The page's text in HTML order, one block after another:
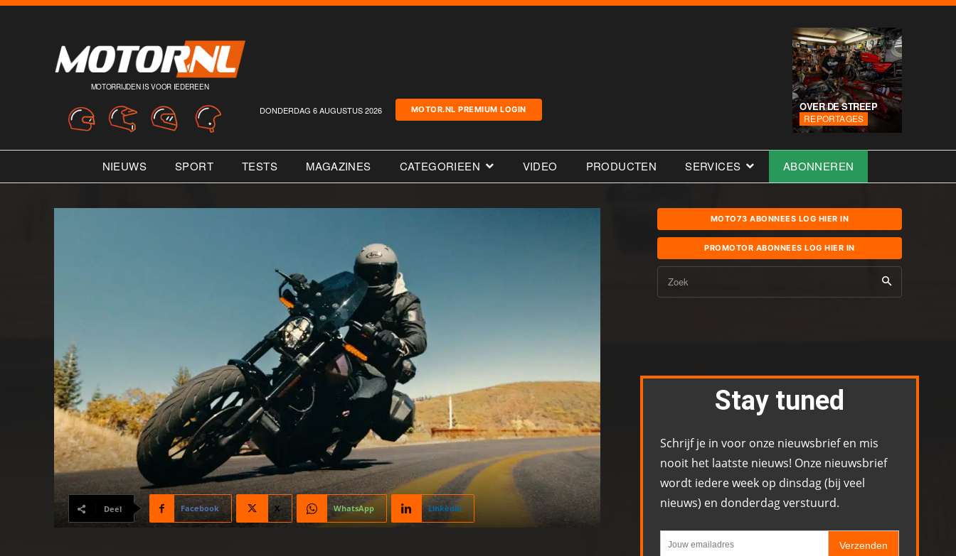
MOTORRIJDEN IS VOOR IEDEREEN
DONDERDAG 6 AUGUSTUS 2026 MOTOR.NL PREMIUM LOGIN OVER DE STREEP
REPORTAGES
NIEUWS SPORT TESTS MAGAZINES CATEGORIEEN VIDEO PRODUCTEN SERVICES ABONNEREN
Deel Facebook X WhatsApp Linkedin
MOTO73 ABONNEES LOG HIER IN
PROMOTOR ABONNEES LOG HIER IN
Zoek
Stay tuned
Schrijf je in voor onze nieuwsbrief en mis
nooit het laatste nieuws! Onze nieuwsbrief
wordt iedere week op dinsdag (bij veel
nieuws) en donderdag verstuurd.
Verzenden